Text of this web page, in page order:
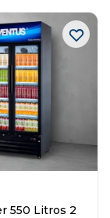
550 Litros 2